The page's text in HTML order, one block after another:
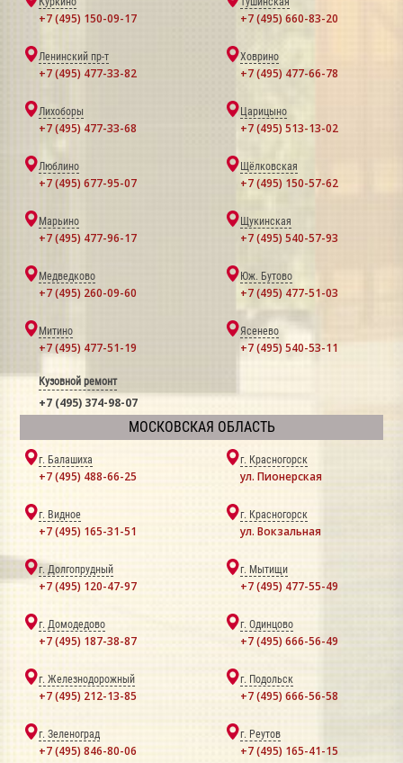
+7 (495) 150-09-17 +7 (495) 660-83-20
Ленинский пр-т
+7 (495) 477-33-82
Ховрино
+7 (495) 477-66-78
Лихоборы
+7 (495) 477-33-68
Царицыно
+7 (495) 513-13-02
Люблино
+7 (495) 677-95-07
Щёлковская
+7 (495) 150-57-62
Марьино
+7 (495) 477-96-17
Щукинская
+7 (495) 540-57-93
Медведково
+7 (495) 260-09-60
Юж. Бутово
+7 (495) 477-51-03
Митино
+7 (495) 477-51-19
Ясенево
+7 (495) 540-53-11
Кузовной ремонт
+7 (495) 374-98-07
МОСКОВСКАЯ ОБЛАСТЬ
г. Балашиха
+7 (495) 488-66-25
г. Красногорск
ул. Пионерская
г. Видное
+7 (495) 165-31-51
г. Красногорск
ул. Вокзальная
г. Долгопрудный
+7 (495) 120-47-97
г. Мытищи
+7 (495) 477-55-49
г. Домодедово
+7 (495) 187-38-87
г. Одинцово
+7 (495) 666-56-49
г. Железнодорожный
+7 (495) 212-13-85
г. Подольск
+7 (495) 666-56-58
г. Зеленоград
+7 (495) 846-80-06
г. Реутов
+7 (495) 165-41-15